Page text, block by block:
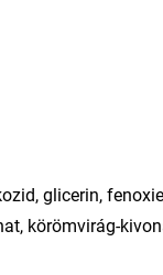
glicerin,
körömvirág-